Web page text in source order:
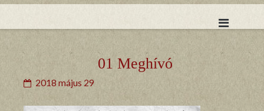
01 Meghívó
2018 május 29